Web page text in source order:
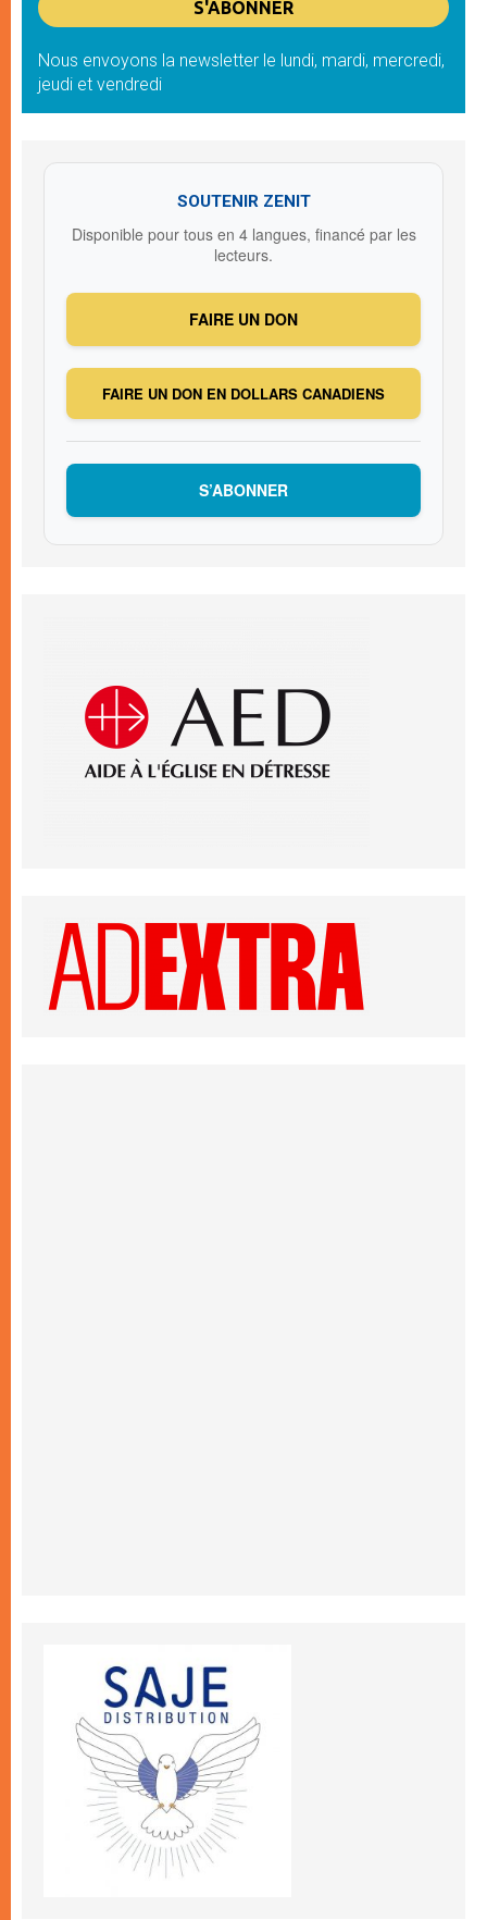
Nous envoyons la newsletter le lundi, mardi, mercredi,
jeudi et vendredi
SOUTENIR ZENIT
Disponible pour tous en 4 langues, financé par les
lecteurs.
FAIRE UN DON
FAIRE UN DON EN DOLLARS CANADIENS
S’ABONNER